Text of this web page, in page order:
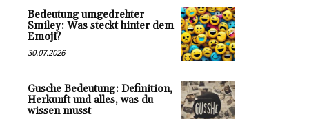
Bedeutung umgedrehter
Smiley: Was steckt hinter dem
Emoji?
30.07.2026
Gusche Bedeutung: Definition,
Herkunft und alles, was du
wissen musst